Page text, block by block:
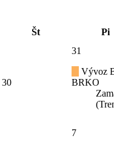
Št Pi
30
31
Vývoz
BRKO
7